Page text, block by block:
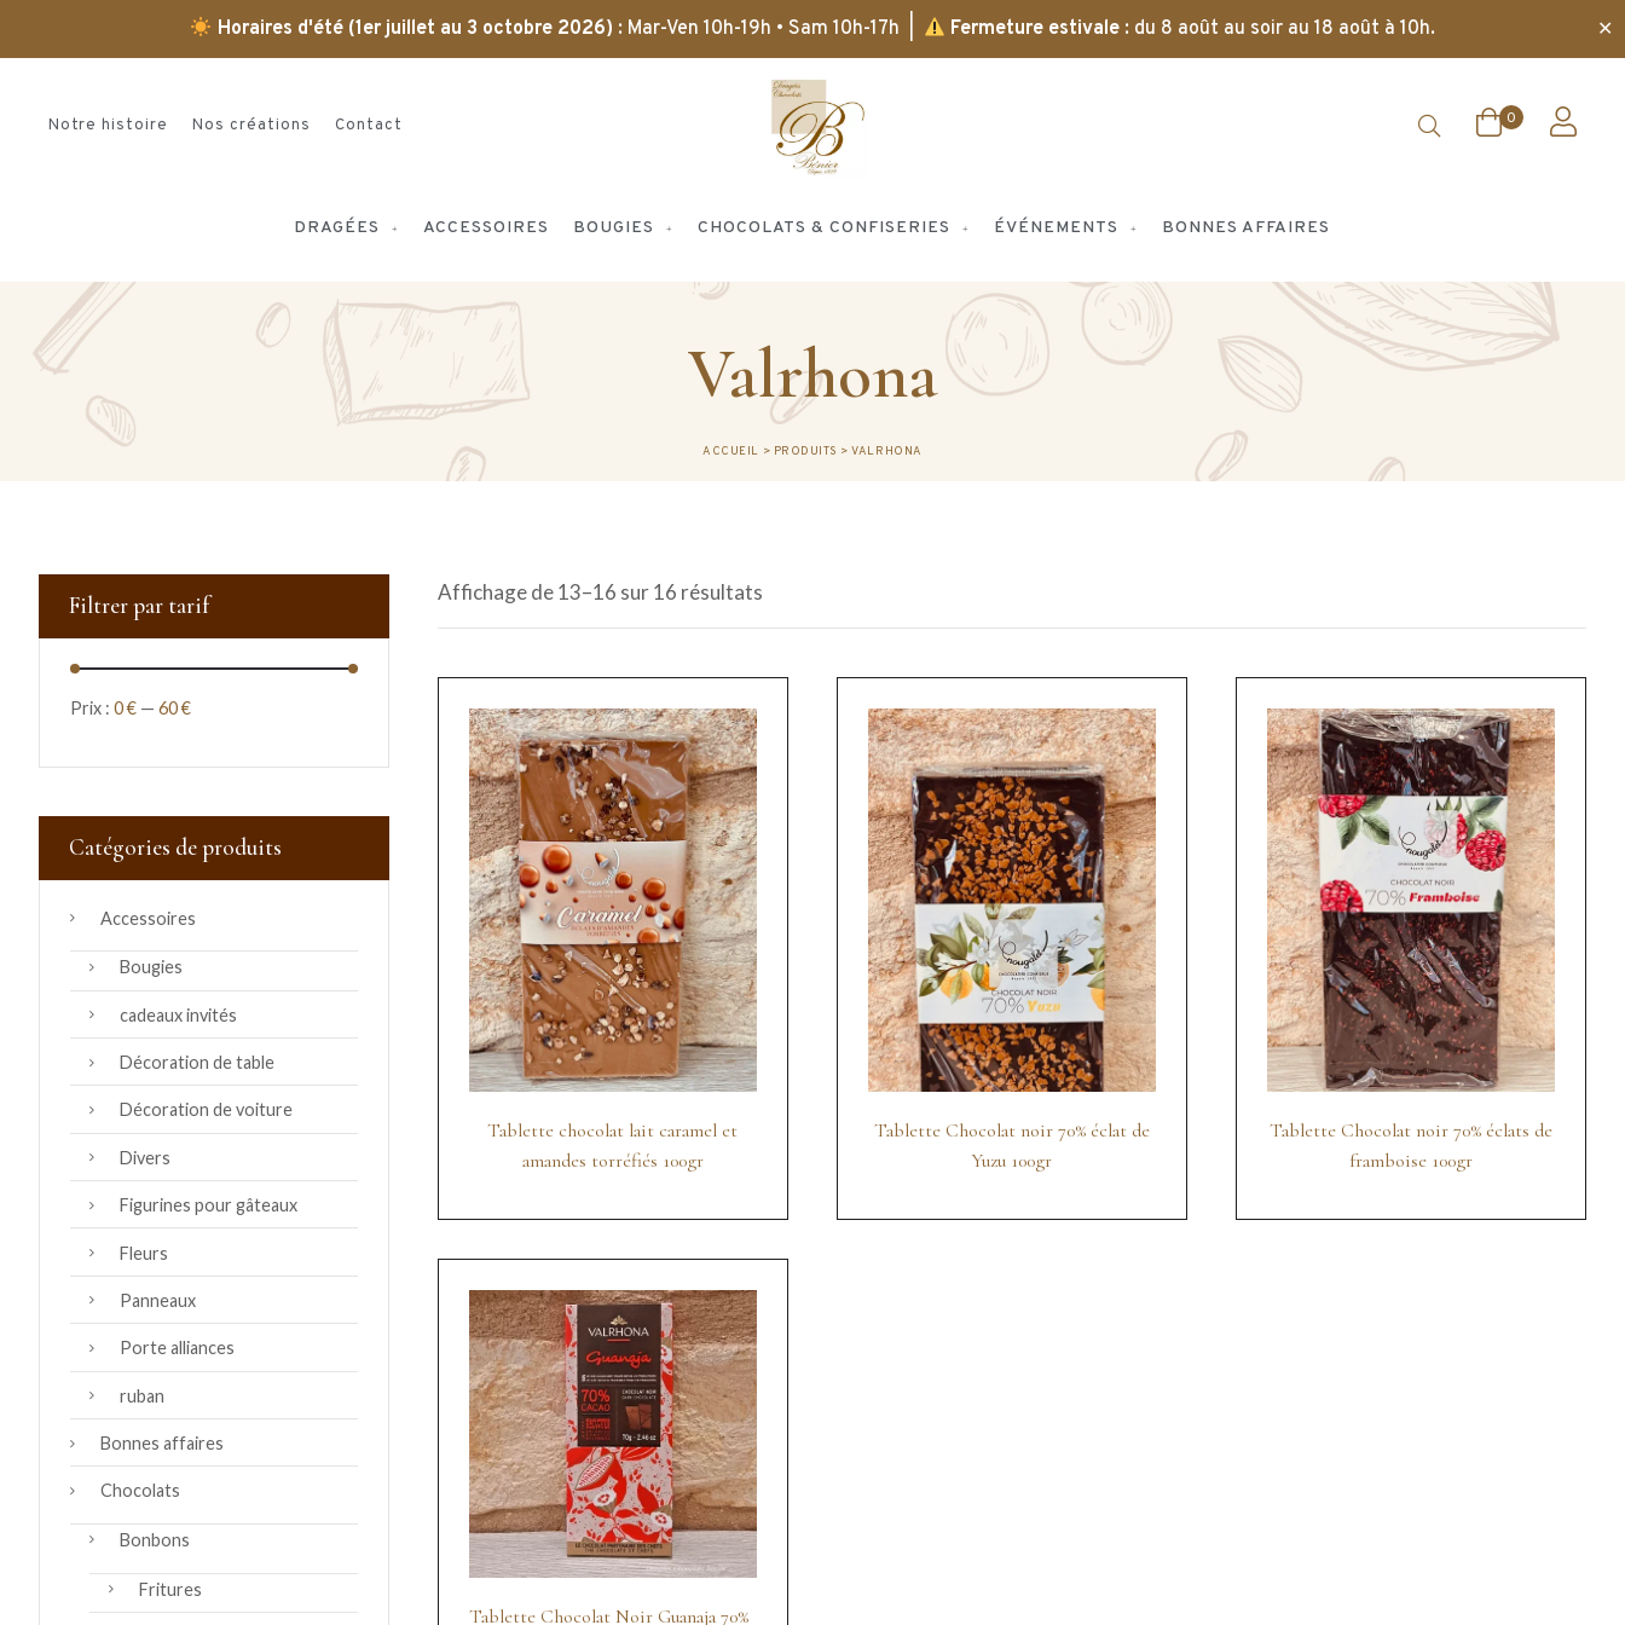
Horaires d'été (1er juillet au 3 octobre 2026) : Mar-Ven 10h-19h • Sam 10h-17h | Fermeture estivale: du 8 août au soir au 18 août à 10h. ✕
Notre histoire Nos créations Contact 0
DRAGÉES ACCESSOIRES BOUGIES CHOCOLATS & CONFISERIES ÉVÉNEMENTS BONNES AFFAIRES
Valrhona
ACCUEIL > PRODUITS >VALRHONA
Affichage de 13–16 sur 16 résultats
Tablette chocolat lait caramel et
amandes torréfiés 100gr
Tablette Chocolat noir 70% éclat de
Yuzu 100gr
Tablette Chocolat noir 70% éclats de
framboise 100gr
Tablette Chocolat Noir Guanaja 70%
Filtrer par tarif
Prix : 0 € — 60 €
Catégories de produits
Accessoires
Bougies
cadeaux invités
Décoration de table
Décoration de voiture
Divers
Figurines pour gâteaux
Fleurs
Panneaux
Porte alliances
ruban
Bonnes affaires
Chocolats
Bonbons
Fritures